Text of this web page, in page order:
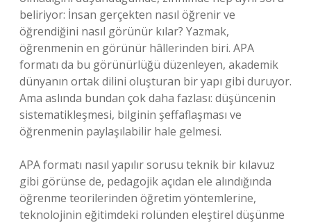
beliriyor: İnsan gerçekten nasıl öğrenir ve
öğrendiğini nasıl görünür kılar? Yazmak,
öğrenmenin en görünür hâllerinden biri. APA
formatı da bu görünürlüğü düzenleyen, akademik
dünyanın ortak dilini oluşturan bir yapı gibi duruyor.
Ama aslında bundan çok daha fazlası: düşüncenin
sistematikleşmesi, bilginin şeffaflaşması ve
öğrenmenin paylaşılabilir hale gelmesi.
APA formatı nasıl yapılır sorusu teknik bir kılavuz
gibi görünse de, pedagojik açıdan ele alındığında
öğrenme teorilerinden öğretim yöntemlerine,
teknolojinin eğitimdeki rolünden eleştirel düşünme